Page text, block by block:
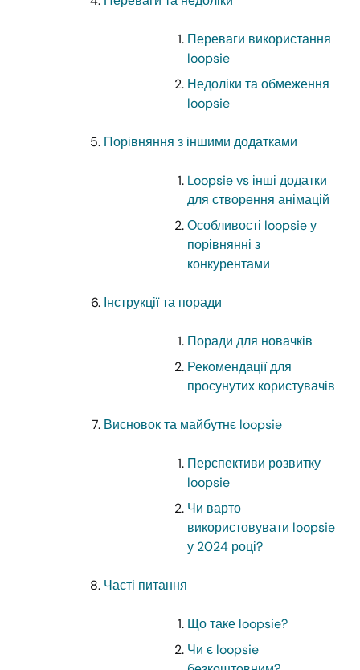
Переваги використання
loopsie
Недоліки та обмеження
loopsie
Порівняння з іншими додатками
Loopsie vs інші додатки
для створення анімацій
Особливості loopsie у
порівнянні з
конкурентами
Інструкції та поради
Поради для новачків
Рекомендації для
просунутих користувачів
Висновок та майбутнє loopsie
Перспективи розвитку
loopsie
Чи варто
використовувати loopsie
у 2024 році?
Часті питання
Що таке loopsie?
Чи є loopsie